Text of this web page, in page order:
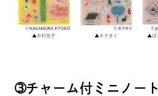
➂チャーム付ミニノート